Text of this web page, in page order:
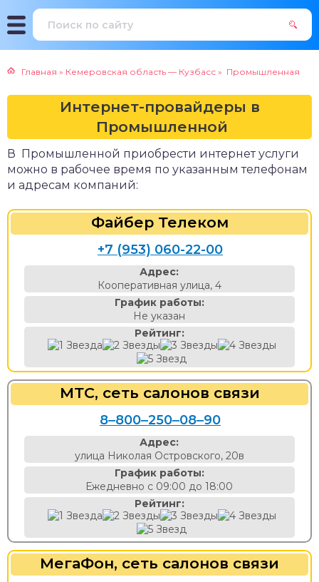
Главная » Кемеровская область — Кузбасс » Промышленная
Интернет-провайдеры в
Промышленной
В Промышленной приобрести интернет услуги
можно в рабочее время по указанным телефонам
и адресам компаний:
Файбер Телеком
+7 (953) 060-22-00
Адрес:
Кооперативная улица, 4
График работы:
Не указан
Рейтинг:
МТС, сеть салонов связи
8‒800‒250‒08‒90
Адрес:
улица Николая Островского, 20в
График работы:
Ежедневно с 09:00 до 18:00
Рейтинг:
МегаФон, сеть салонов связи